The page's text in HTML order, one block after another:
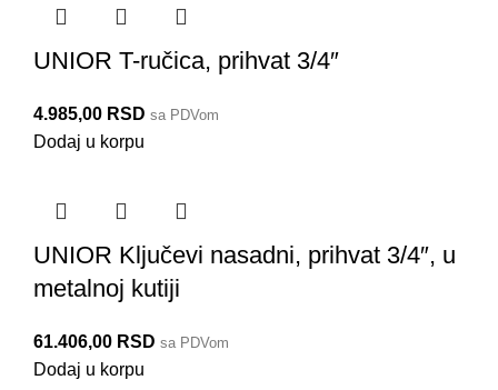
UNIOR T-ručica, prihvat 3/4″
4.985,00 RSD sa PDVom
Dodaj u korpu
UNIOR Ključevi nasadni, prihvat 3/4″, u
metalnoj kutiji
61.406,00 RSD sa PDVom
Dodaj u korpu